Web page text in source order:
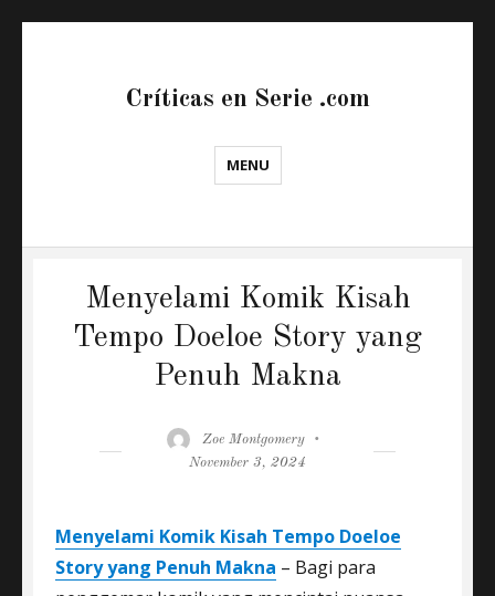
Críticas en Serie .com
MENU
Menyelami Komik Kisah
Tempo Doeloe Story yang
Penuh Makna
Author
Zoe Montgomery
November 3, 2024
Menyelami Komik Kisah Tempo Doeloe
Story yang Penuh Makna – Bagi para